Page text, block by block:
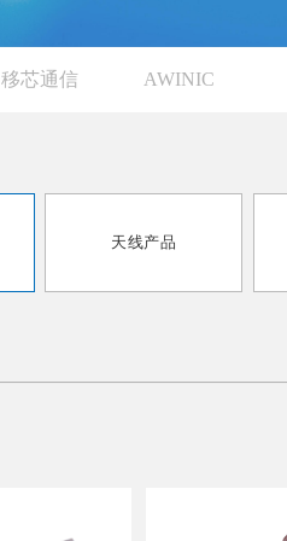
移芯通信 AWINIC
天线产品